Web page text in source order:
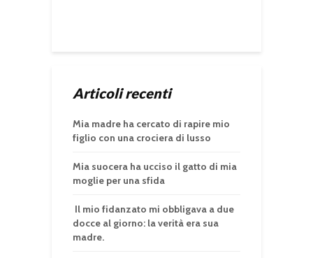
Articoli recenti
Mia madre ha cercato di rapire mio
figlio con una crociera di lusso
Mia suocera ha ucciso il gatto di mia
moglie per una sfida
Il mio fidanzato mi obbligava a due
docce al giorno: la verità era sua
madre.